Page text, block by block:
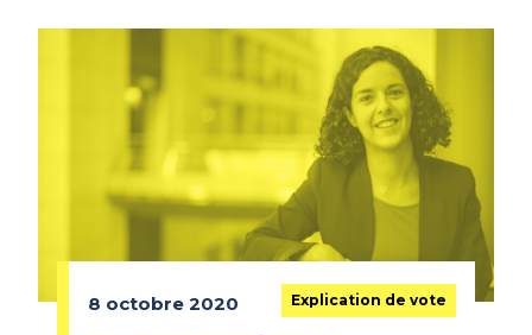
8 octobre 2020 Explication de vote